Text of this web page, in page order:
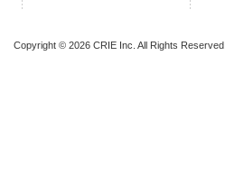
Copyright © 2026 CRIE Inc. All Rights Reserved.